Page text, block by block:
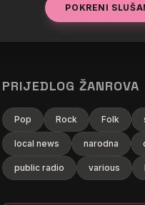
POKRENI
PRIJEDLOG ŽANROVA
Pop Rock Folk
local news narodna
public radio various